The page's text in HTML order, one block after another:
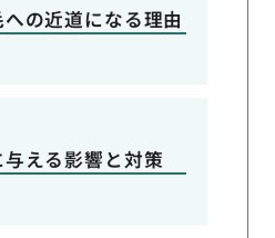
の近道になる理由
える影響と対策